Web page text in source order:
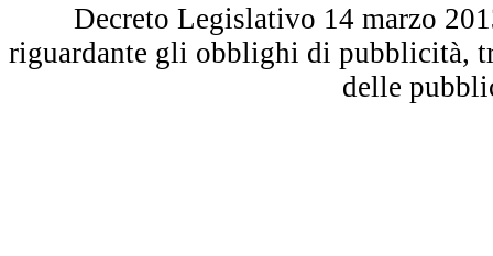
Decreto Legislativo 14 marzo
riguardante gli obblighi di pubblicità,
delle